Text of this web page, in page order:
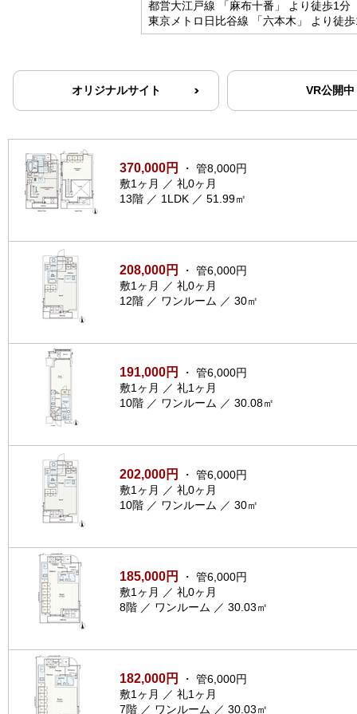
都営大江戸線 「麻布十番」 より徒歩1分
東京メトロ日比谷線 「六本木」 より徒
オリジナルサイト VR公開中
370,000円
・ 管8,000円
敷1ヶ月 ／ 礼0ヶ月
13階 ／ 1LDK ／ 51.99㎡
208,000円
・ 管6,000円
敷1ヶ月 ／ 礼0ヶ月
12階 ／ ワンルーム ／ 30㎡
191,000円
・ 管6,000円
敷1ヶ月 ／ 礼1ヶ月
10階 ／ ワンルーム ／ 30.08㎡
202,000円
・ 管6,000円
敷1ヶ月 ／ 礼0ヶ月
10階 ／ ワンルーム ／ 30㎡
185,000円
・ 管6,000円
敷1ヶ月 ／ 礼0ヶ月
8階 ／ ワンルーム ／ 30.03㎡
182,000円
・ 管6,000円
敷1ヶ月 ／ 礼1ヶ月
7階 ／ ワンルーム ／ 30.03㎡